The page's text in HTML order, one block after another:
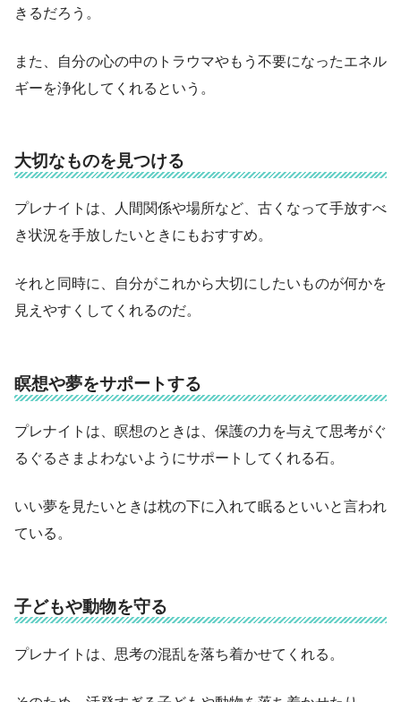
きるだろう。
また、自分の心の中のトラウマやもう不要になったエネル
ギーを浄化してくれるという。
大切なものを見つける
プレナイトは、人間関係や場所など、古くなって手放すべ
き状況を手放したいときにもおすすめ。
それと同時に、自分がこれから大切にしたいものが何かを
見えやすくしてくれるのだ。
瞑想や夢をサポートする
プレナイトは、瞑想のときは、保護の力を与えて思考がぐ
るぐるさまよわないようにサポートしてくれる石。
いい夢を見たいときは枕の下に入れて眠るといいと言われ
ている。
子どもや動物を守る
プレナイトは、思考の混乱を落ち着かせてくれる。